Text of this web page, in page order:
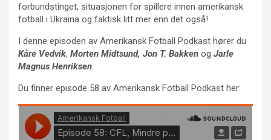
forbundstinget, situasjonen for spillere innen amerikansk
fotball i Ukraina og faktisk litt mer enn det også!
I denne episoden av Amerikansk Fotball Podkast hører du
Kåre Vedvik, Morten Midtsund, Jon T. Bakken og Jarle
Magnus Henriksen
Du finner episode 58 av Amerikansk Fotball Podkast her: